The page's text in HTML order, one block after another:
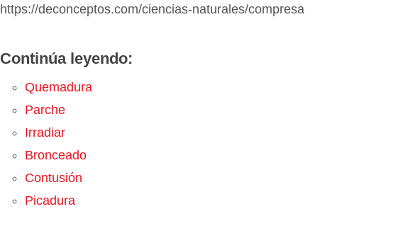
https://deconceptos.com/ciencias-naturales/compresa
Continúa leyendo:
Quemadura
Parche
Irradiar
Bronceado
Contusión
Picadura